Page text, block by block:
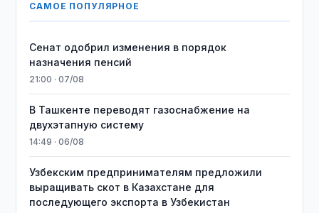
САМОЕ ПОПУЛЯРНОЕ
Сенат одобрил изменения в порядок
назначения пенсий
21:00 · 07/08
В Ташкенте переводят газоснабжение на
двухэтапную систему
14:49 · 06/08
Узбекским предпринимателям предложили
выращивать скот в Казахстане для
последующего экспорта в Узбекистан